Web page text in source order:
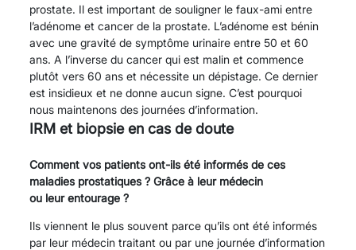
prostate. Il est important de souligner le faux-ami entre
l’adénome et cancer de la prostate. L’adénome est bénin
avec une gravité de symptôme urinaire entre 50 et 60
ans. A l’inverse du cancer qui est malin et commence
plutôt vers 60 ans et nécessite un dépistage. Ce dernier
est insidieux et ne donne aucun signe. C’est pourquoi
nous maintenons des journées d’information.
IRM et biopsie en cas de doute
Comment vos patients ont-ils été informés de ces
maladies prostatiques ? Grâce à leur médecin
ou leur entourage ?
Ils viennent le plus souvent parce qu’ils ont été informés
par leur médecin traitant ou par une journée d’information